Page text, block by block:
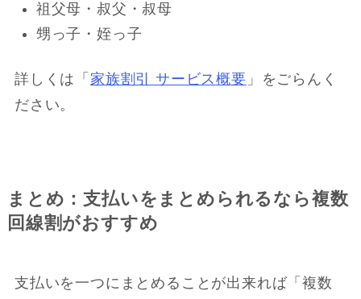
祖父母・叔父・叔母
甥っ子・姪っ子
詳しくは「 家族割引 サービス概要 」をごらんく
ださい。
まとめ：支払いをまとめられるなら複数
回線割がおすすめ
支払いを一つにまとめることが出来れば「複数